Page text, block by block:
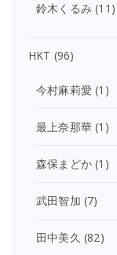
鈴木くるみ (11)
HKT (96)
今村麻莉愛 (1)
最上奈那華 (1)
森保まどか (1)
武田智加 (7)
田中美久 (82)